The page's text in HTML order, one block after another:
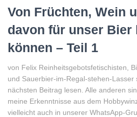
Von Früchten, Wein
davon für unser Bier
können – Teil 1
von Felix Reinheitsgebotsfetischisten,
und Sauerbier-im-Regal-stehen-Lasser
nächsten Beitrag lesen. Alle anderen
meine Erkenntnisse aus dem
vielleicht auch in unserer WhatsApp-